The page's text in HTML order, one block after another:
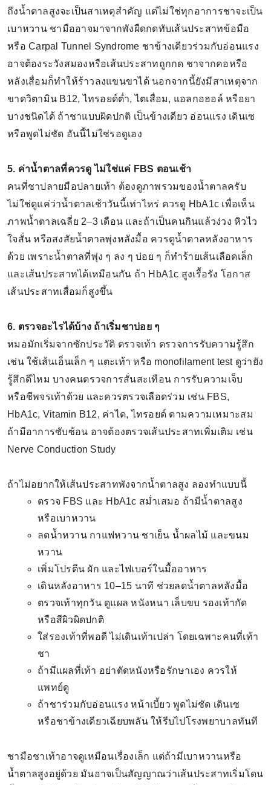
ถึงน้ำตาลสูงจะเป็นสาเหตุสำคัญ แต่ไม่ใช่ทุกอาการชาจะเป็น
เบาหวาน ชามืออาจมาจากพังผืดกดทับเส้นประสาทข้อมือ
หรือ Carpal Tunnel Syndrome ชาข้างเดียวร่วมกับอ่อนแรง
อาจต้องระวังสมองหรือเส้นประสาทถูกกด ชาจากคอหรือ
หลังเสื่อมก็ทำให้ร้าวลงแขนขาได้ นอกจากนี้ยังมีสาเหตุจาก
ขาดวิตามิน B12, ไทรอยด์ต่ำ, ไตเสื่อม, แอลกอฮอล์ หรือยา
บางชนิดได้ ถ้าชาแบบผิดปกติ เป็นข้างเดียว อ่อนแรง เดินเซ
หรือพูดไม่ชัด อันนี้ไม่ใช่รอดูเอง
5. ค่าน้ำตาลที่ควรดู ไม่ใช่แค่ FBS ตอนเช้า
คนที่ชาปลายมือปลายเท้า ต้องดูภาพรวมของน้ำตาลครับ
ไม่ใช่ดูแค่ว่าน้ำตาลเช้าวันนี้เท่าไหร่ ควรดู HbA1c เพื่อเห็น
ภาพน้ำตาลเฉลี่ย 2–3 เดือน และถ้าเป็นคนกินแล้วง่วง หิวไว
ใจสั่น หรือสงสัยน้ำตาลพุ่งหลังมื้อ ควรดูน้ำตาลหลังอาหาร
ด้วย เพราะน้ำตาลที่พุ่ง ๆ ลง ๆ บ่อย ๆ ก็ทำร้ายเส้นเลือดเล็ก
และเส้นประสาทได้เหมือนกัน ถ้า HbA1c สูงเรื้อรัง โอกาส
เส้นประสาทเสื่อมก็สูงขึ้น
6. ตรวจอะไรได้บ้าง ถ้าเริ่มชาบ่อย ๆ
หมอมักเริ่มจากซักประวัติ ตรวจเท้า ตรวจการรับความรู้สึก
เช่น ใช้เส้นเอ็นเล็ก ๆ แตะเท้า หรือ monofilament test ดูว่ายัง
รู้สึกดีไหม บางคนตรวจการสั่นสะเทือน การรับความเจ็บ
หรือชีพจรเท้าด้วย และควรตรวจเลือดร่วม เช่น FBS,
HbA1c, Vitamin B12, ค่าไต, ไทรอยด์ ตามความเหมาะสม
ถ้ามีอาการซับซ้อน อาจต้องตรวจเส้นประสาทเพิ่มเติม เช่น
Nerve Conduction Study
ถ้าไม่อยากให้เส้นประสาทพังจากน้ำตาลสูง ลองทำแบบนี้
ตรวจ FBS และ HbA1c สม่ำเสมอ ถ้ามีน้ำตาลสูง
หรือเบาหวาน
ลดน้ำหวาน กาแฟหวาน ชาเย็น น้ำผลไม้ และขนม
หวาน
เพิ่มโปรตีน ผัก และไฟเบอร์ในมื้ออาหาร
เดินหลังอาหาร 10–15 นาที ช่วยลดน้ำตาลหลังมื้อ
ตรวจเท้าทุกวัน ดูแผล หนังหนา เล็บขบ รองเท้ากัด
หรือสีผิวผิดปกติ
ใส่รองเท้าที่พอดี ไม่เดินเท้าเปล่า โดยเฉพาะคนที่เท้า
ชา
ถ้ามีแผลที่เท้า อย่าตัดหนังหรือรักษาเอง ควรให้
แพทย์ดู
ถ้าชาร่วมกับอ่อนแรง หน้าเบี้ยว พูดไม่ชัด เดินเซ
หรือชาข้างเดียวเฉียบพลัน ให้รีบไปโรงพยาบาลทันที
ชามือชาเท้าอาจดูเหมือนเรื่องเล็ก แต่ถ้ามีเบาหวานหรือ
น้ำตาลสูงอยู่ด้วย มันอาจเป็นสัญญาณว่าเส้นประสาทเริ่มโดน